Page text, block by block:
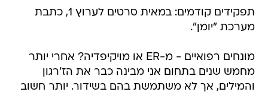
תפקידים קודמים: במאית סרטים לערוץ 1, כתבת
מערכת "יומן".
מונחים רפואיים - מ-ER או מויקיפדיה? אחרי יותר
מחמש שנים בתחום אני מבינה כבר את הז'רגון
והמילים, אך לא משתמשת בהם בשידור. יותר חשוב